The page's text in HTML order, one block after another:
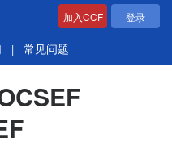
加入CCF 登录
| 常见问题